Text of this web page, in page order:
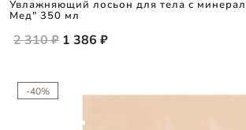
Увлажняющий лосьон для тела с
Мед" 350 мл
2 310 ₽ 1 386 ₽
-40%